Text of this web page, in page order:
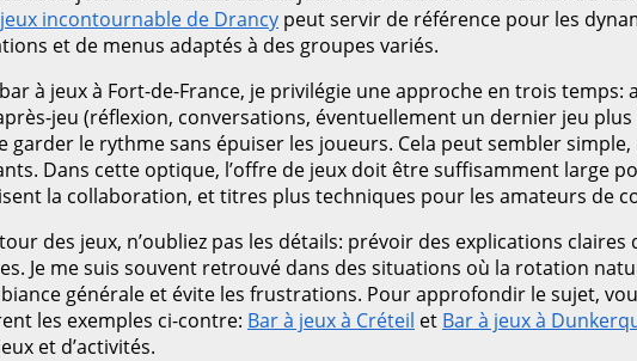
incontournable de Drancy peut servir de référence pour les
et de menus adaptés à des groupes variés.
à jeux à Fort-de-France, je privilégie une approche en trois
jeu (réflexion, conversations, éventuellement un dernier jeu
le rythme sans épuiser les joueurs. Cela peut sembler
Dans cette optique, l’offre de jeux doit être suffisamment large
la collaboration, et titres plus techniques pour les amateurs de
des jeux, n’oubliez pas les détails: prévoir des explications
Je me suis souvent retrouvé dans des situations où la rotation
générale et évite les frustrations. Pour approfondir le sujet,
les exemples ci-contre: Bar à jeux à Créteil et Bar à jeux à
et d’activités.